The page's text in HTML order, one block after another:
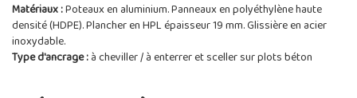
Matériaux :Poteaux en aluminium. Panneaux en polyéthylène haute
densité (HDPE). Plancher en HPL épaisseur 19 mm. Glissière en acier
inoxydable.
Type d'ancrage :à cheviller / à enterrer et sceller sur plots béton